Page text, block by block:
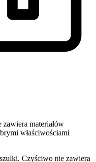
materiałów
właściwościami
Czyściwo nie zawiera